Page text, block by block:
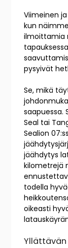
Viimeinen
kun
ilmoittamia
pysyivät
Se, mikä
saapuessa.
Seal tai
Sealion
jäähdytys
kilometrejä
todella
oikeasti